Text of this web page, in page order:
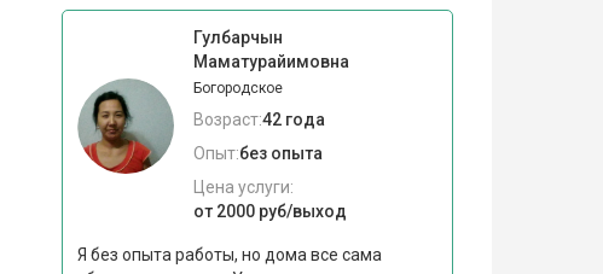
Гулбарчын
Маматурайимовна
Богородское
Возраст:42 года
Опыт:без опыта
Цена услуги:
от 2000 руб/выход
Я без опыта работы, но дома все сама